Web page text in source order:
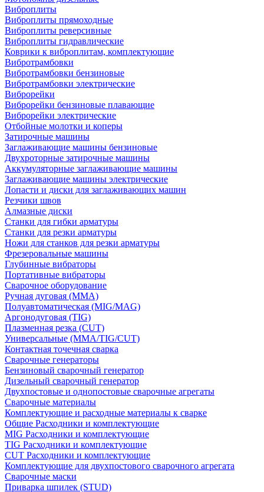
Виброплиты
Виброплиты прямоходные
Виброплиты реверсивные
Виброплиты гидравлические
Коврики к виброплитам, комплектующие
Вибротрамбовки
Вибротрамбовки бензиновые
Вибротрамбовки электрические
Виброрейки
Виброрейки бензиновые плавающие
Виброрейки электрические
Отбойные молотки и коперы
Затирочные машины
Заглаживающие машины бензиновые
Двухроторные затирочные машины
Аккумуляторные заглаживающие машины
Заглаживающие машины электрические
Лопасти и диски для заглаживающих машин
Резчики швов
Алмазные диски
Станки для гибки арматуры
Станки для резки арматуры
Ножи для станков для резки арматуры
Фрезеровальные машины
Глубинные вибраторы
Портативные вибраторы
Сварочное оборудование
Ручная дуговая (MMA)
Полуавтоматическая (MIG/MAG)
Аргонодуговая (TIG)
Плазменная резка (CUT)
Универсальные (MMA/TIG/CUT)
Контактная точечная сварка
Сварочные генераторы
Бензиновый сварочный генератор
Дизельный сварочный генератор
Двухпостовые и однопостовые сварочные агрегаты
Сварочные материалы
Комплектующие и расходные материалы к сварке
Общие Расходники и комплектующие
MIG Расходники и комплектующие
TIG Расходники и комплектующие
CUT Расходники и комплектующие
Комплектующие для двухпостового сварочного агрегата
Сварочные маски
Приварка шпилек (STUD)